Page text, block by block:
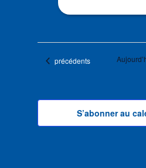
Évènements
précédents
S’abonner au